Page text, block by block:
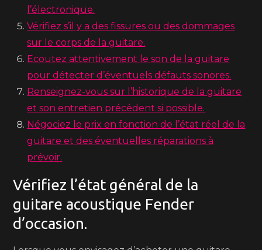
l’électronique.
Vérifiez s’il y a des fissures ou des dommages
sur le corps de la guitare.
Ecoutez attentivement le son de la guitare
pour détecter d’éventuels défauts sonores.
Renseignez-vous sur l’historique de la guitare
et son entretien précédent si possible.
Négociez le prix en fonction de l’état réel de la
guitare et des éventuelles réparations à
prévoir.
Vérifiez l’état général de la
guitare acoustique Fender
d’occasion.